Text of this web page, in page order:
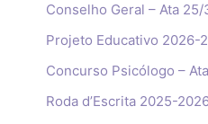
Conselho Geral – Ata
Projeto Educativo 2026-
Concurso Psicólogo –
Roda d’Escrita 2025-